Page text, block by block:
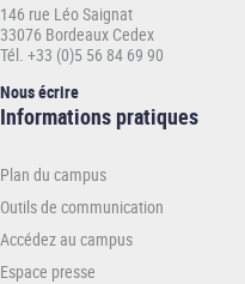
146 rue Léo Saignat
33076 Bordeaux Cedex
Tél. +33 (0)5 56 84 69 90
Nous écrire
Informations
ENSTBB
Informations pratiques
Plan du campus
Outils de communication
Accédez au campus
Espace presse